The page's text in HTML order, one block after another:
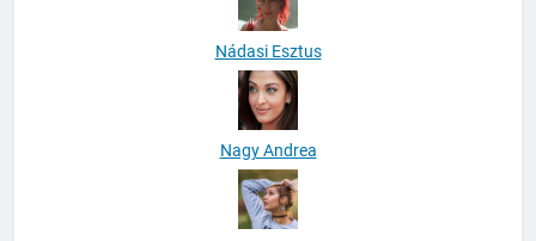
Nádasi Esztus
Nagy Andrea